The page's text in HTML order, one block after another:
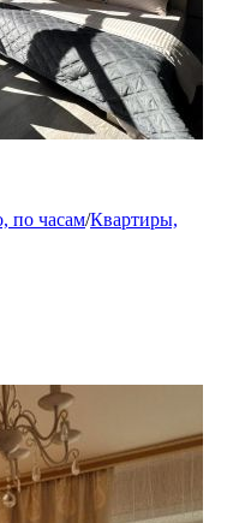
по часам/Квартиры,